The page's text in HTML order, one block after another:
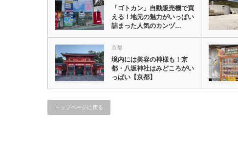
「ゴトカン」自動販売機で買
える！地元の魅力がいっぱい
詰まった人気のカンヅ…
京都
境内には美容の神様も！京
都・八坂神社はみどころがい
っぱい【京都】
トップページに戻る